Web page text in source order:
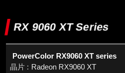
RX 9060 XT Series
PowerColor RX9060 XT series
Radeon RX9060 XT